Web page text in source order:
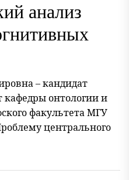
анализ
– кандидат
кафедры онтологии и
факультета МГУ
центрального